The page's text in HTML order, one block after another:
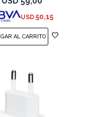
USD 50,15